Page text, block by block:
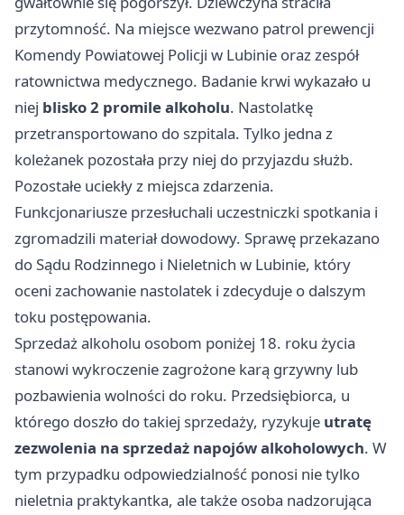
przytomność. Na miejsce wezwano patrol prewencji
Komendy Powiatowej Policji w Lubinie oraz zespół
ratownictwa medycznego. Badanie krwi wykazało u
niej blisko 2 promile alkoholu. Nastolatkę
przetransportowano do szpitala. Tylko jedna z
koleżanek pozostała przy niej do przyjazdu służb.
Pozostałe uciekły z miejsca zdarzenia.
Funkcjonariusze przesłuchali uczestniczki spotkania i
zgromadzili materiał dowodowy. Sprawę przekazano
do Sądu Rodzinnego i Nieletnich w Lubinie, który
oceni zachowanie nastolatek i zdecyduje o dalszym
toku postępowania.
Sprzedaż alkoholu osobom poniżej 18. roku życia
stanowi wykroczenie zagrożone karą grzywny lub
pozbawienia wolności do roku. Przedsiębiorca, u
którego doszło do takiej sprzedaży, ryzykuje utratę
zezwolenia na sprzedaż napojów alkoholowych. W
tym przypadku odpowiedzialność ponosi nie tylko
nieletnia praktykantka, ale także osoba nadzorująca